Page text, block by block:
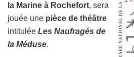
la Marine à Rochefort, sera
jouée une pièce de théâtre
intitulée Les Naufragés de
la Méduse.